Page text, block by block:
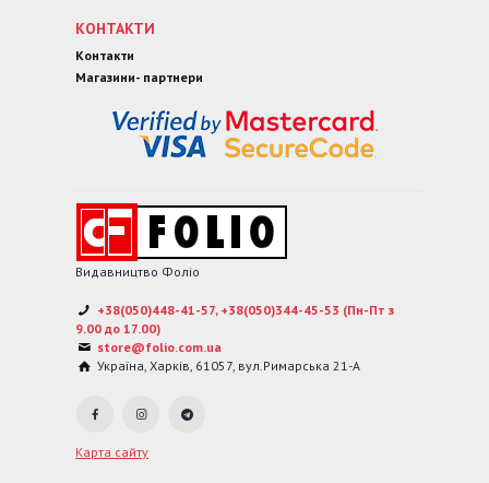
КОНТАКТИ
Контакти
Магазини- партнери
Видавництво Фоліо
+38(050)448-41-57, +38(050)344-45-53 (Пн-Пт з
9.00 до 17.00)
store@folio.com.ua
Україна Харків 61057, вул.Римарська 21-А
Карта сайту